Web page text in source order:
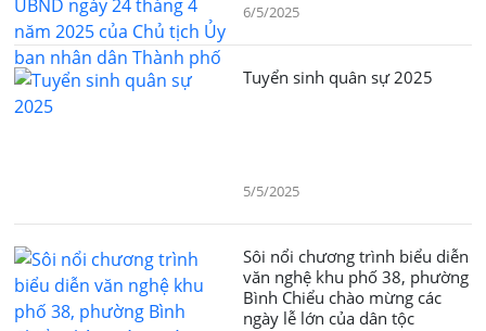
phố
6/5/2025
Tuyển sinh quân sự 2025
5/5/2025
Sôi nổi chương trình biểu diễn
văn nghệ khu phố 38, phường
Bình Chiểu chào mừng các
ngày lễ lớn của dân tộc